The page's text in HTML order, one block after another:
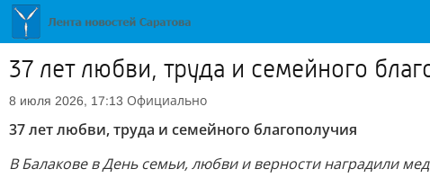
37 лет любви, труда и семейного
8 июля 2026, 17:13 Официально
37 лет любви, труда и семейного благополучия
В Балакове в День семьи, любви и верности наградили